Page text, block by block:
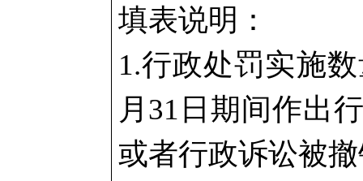
填表说明：
1.行政处罚实施
月31日期间作出
或者行政诉讼被